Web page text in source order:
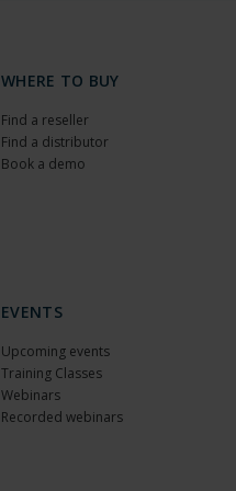
WHERE TO BUY
Find a reseller
Find a distributor
Book a demo
EVENTS
Upcoming events
Training Classes
Webinars
Recorded webinars